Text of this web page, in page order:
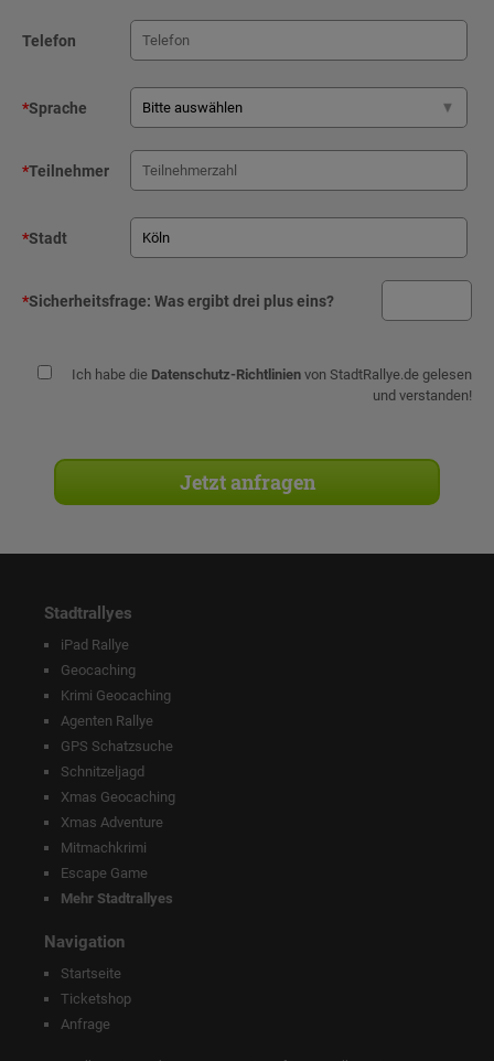
Telefon
*Sprache
*Teilnehmer
*Stadt
*Sicherheitsfrage: Was ergibt drei plus eins?
Ich habe die Datenschutz-Richtlinien von StadtRallye.de gelesen
und verstanden!
Stadtrallyes
iPad Rallye
Geocaching
Krimi Geocaching
Agenten Rallye
GPS Schatzsuche
Schnitzeljagd
Xmas Geocaching
Xmas Adventure
Mitmachkrimi
Escape Game
Mehr Stadtrallyes
Navigation
Startseite
Ticketshop
Anfrage